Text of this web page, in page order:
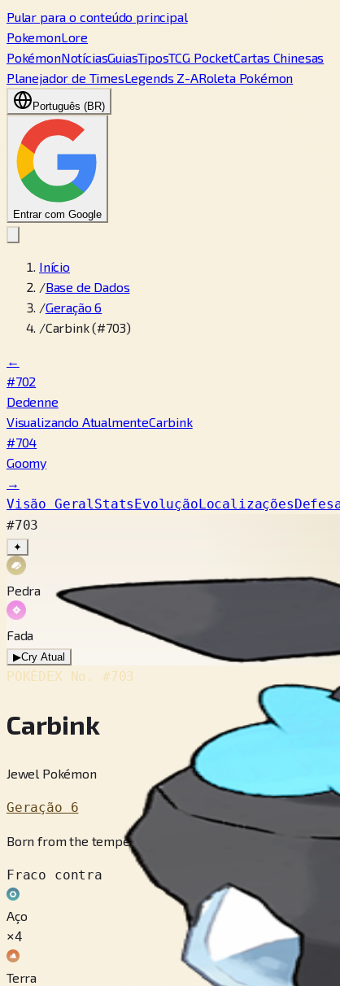
Pular para o conteúdo principal
PokemonLore
PokémonNotíciasGuiasTiposTCG PocketCartas Chinesas
Planejador de TimesLegends Z-ARoleta Pokémon
Português (BR)
Entrar com Google
Início
/Base de Dados
/Geração 6
/Carbink (#703)
←
#702
Dedenne
Visualizando AtualmenteCarbink
#704
Goomy
→
Visão GeralStatsEvoluçãoLocalizações
#703
✦
Pedra
Fada
▶Cry Atual
POKÉDEX No. #703
Carbink
Jewel Pokémon
Geração 6
Born from the temperatures and pressures deep
Fraco contra
Aço
×4
Terra